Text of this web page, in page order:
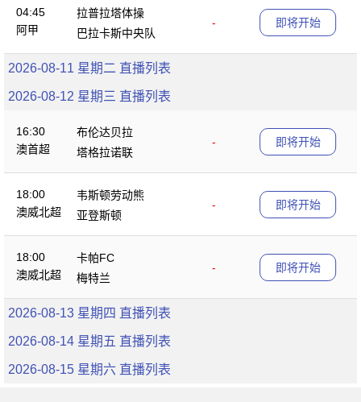
04:45
阿甲
拉普拉塔体操
-
巴拉卡斯中央队
即将开始
2026-08-11 星期二 直播列表
2026-08-12 星期三 直播列表
16:30
澳首超
布伦达贝拉
-
塔格拉诺联
即将开始
18:00
澳威北超
韦斯顿劳动熊
-
亚登斯顿
即将开始
18:00
澳威北超
卡帕FC
-
梅特兰
即将开始
2026-08-13 星期四 直播列表
2026-08-14 星期五 直播列表
2026-08-15 星期六 直播列表